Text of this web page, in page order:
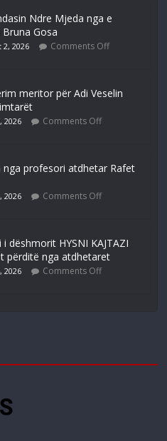
Ndre Mjeda nga e
Gosa
2, 2026 Comments Off
meritor për Adi Veselin
2026 Comments Off
nga profesori atdhetar Rafet
2026 Comments Off
i dëshmorit HYSNI KAJTAZI
përditë nga atdhetaret
2026 Comments Off